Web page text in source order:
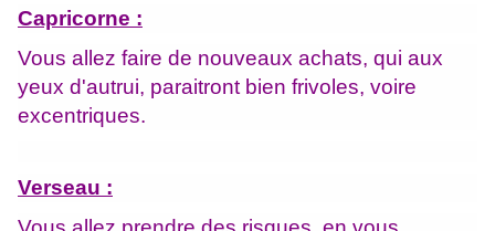
Capricorne :
Vous allez faire de nouveaux achats, qui aux
yeux d'autrui, paraitront bien frivoles, voire
excentriques.
Verseau :